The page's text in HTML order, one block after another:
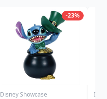
-23%
Disney Showcase